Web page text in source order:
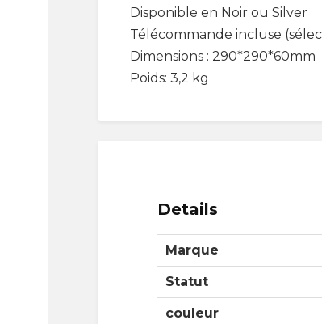
Disponible en Noir ou Silver
Télécommande incluse
Dimensions : 290*290*60mm
Poids: 3,2 kg
Details
Marque
Statut
couleur